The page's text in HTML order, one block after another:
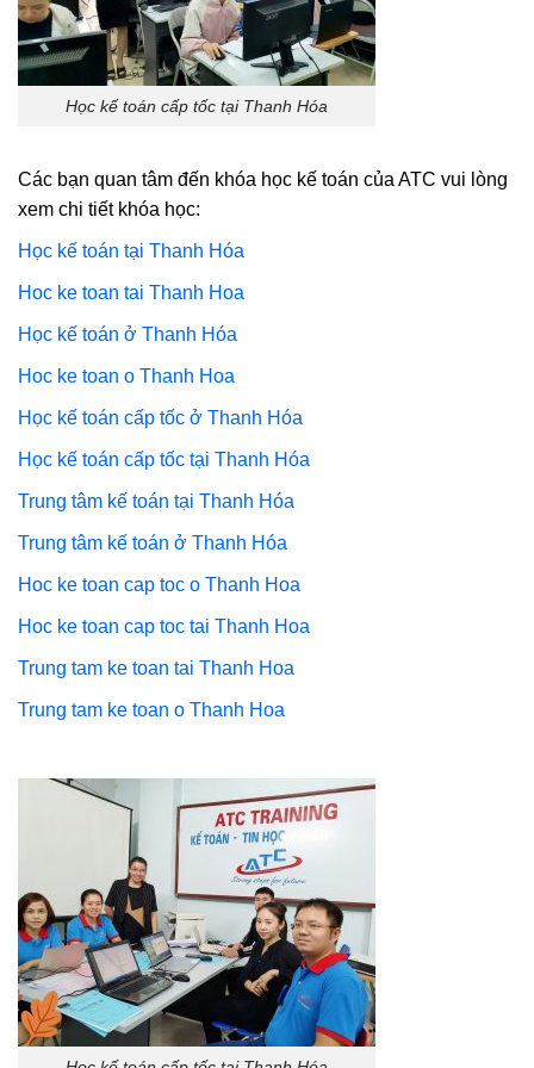
Học kế toán cấp tốc tại Thanh Hóa
Các bạn quan tâm đến khóa học kế toán của ATC vui lòng
xem chi tiết khóa học:
Học kế toán tại Thanh Hóa
Hoc ke toan tai Thanh Hoa
Học kế toán ở Thanh Hóa
Hoc ke toan o Thanh Hoa
Học kế toán cấp tốc ở Thanh Hóa
Học kế toán cấp tốc tại Thanh Hóa
Trung tâm kế toán tại Thanh Hóa
Trung tâm kế toán ở Thanh Hóa
Hoc ke toan cap toc o Thanh Hoa
Hoc ke toan cap toc tai Thanh Hoa
Trung tam ke toan tai Thanh Hoa
Trung tam ke toan o Thanh Hoa